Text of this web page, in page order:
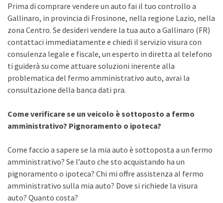
Prima di comprare vendere un auto fai il tuo controllo a
Gallinaro, in provincia di Frosinone, nella regione Lazio, nella
zona Centro. Se desideri vendere la tua auto a Gallinaro (FR)
contattaci immediatamente e chiedi il servizio visura con
consulenza legale e fiscale, un esperto in diretta al telefono
ti guiderà su come attuare soluzioni inerente alla
problematica del fermo amministrativo auto, avrai la
consultazione della banca dati pra.
Come verificare se un veicolo è sottoposto a fermo
amministrativo? Pignoramento o ipoteca?
Come faccio a sapere se la mia auto è sottoposta a un fermo
amministrativo? Se l’auto che sto acquistando ha un
pignoramento o ipoteca? Chi mi offre assistenza al fermo
amministrativo sulla mia auto? Dove si richiede la visura
auto? Quanto costa?